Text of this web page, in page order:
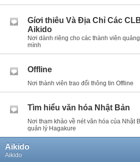
Gíơi thiêu Và Địa Chỉ Các
Aikido
Nơi dành riêng cho các thành viên
mình
Offline
Nơi thành viên trao đổi thông tin Offline
Tìm hiểu văn hóa Nhật Bản
Nơi tham khảo về nét văn hóa của Nhật
quản lý Hagakure
Aikido
Aikido